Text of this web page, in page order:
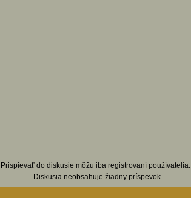
Prispievať do diskusie môžu iba registrovaní používatelia.
Diskusia neobsahuje žiadny príspevok.